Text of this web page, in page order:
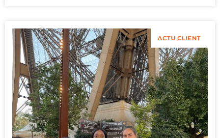
ACTU CLIENT